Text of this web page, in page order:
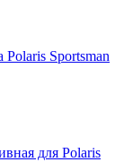
Polaris Sportsman
для Polaris